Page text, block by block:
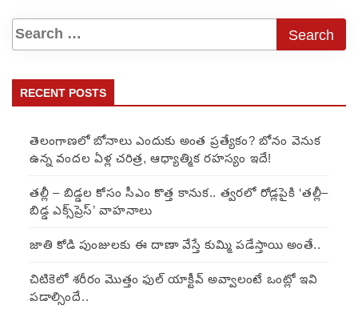
RECENT POSTS
తెలంగాణలో బోనాలు ఎందుకు అంత ప్రత్యేకం? బోనం వెనుక
ఉన్న వందల ఏళ్ల చరిత్ర, ఆధ్యాత్మిక రహస్యం ఇదే!
తల్లీ – బిడ్డల కోసం సీఎం కొత్త కానుక.. త్వరలో రోడ్లపైకి ‘తల్లీ–
బిడ్డ ఎక్స్‌ప్రెస్’ వాహనాలు
జాతి కోడి పుంజులకు ఈ దాణా వేస్తే కుమ్మి పడేస్తాయి అంతే..
చిటికెలో శరీరం మొత్తం ఫుల్ యాక్టీవ్ అవ్వాలంటే ఒంట్లో ఇవి
పడాల్సిందే..